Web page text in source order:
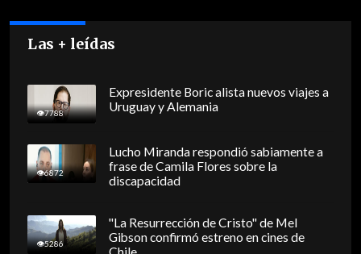
Las + leídas
7788
Expresidente Boric alista nuevos viajes a
Uruguay y Alemania
6872
Lucho Miranda respondió sabiamente a
frase de Camila Flores sobre la
discapacidad
5286
"La Resurrección de Cristo" de Mel
Gibson confirmó estreno en cines de